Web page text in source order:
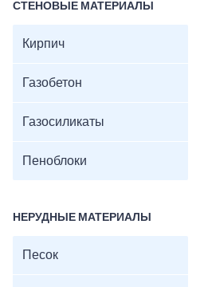
СТЕНОВЫЕ МАТЕРИАЛЫ
Кирпич
Газобетон
Газосиликаты
Пеноблоки
НЕРУДНЫЕ МАТЕРИАЛЫ
Песок